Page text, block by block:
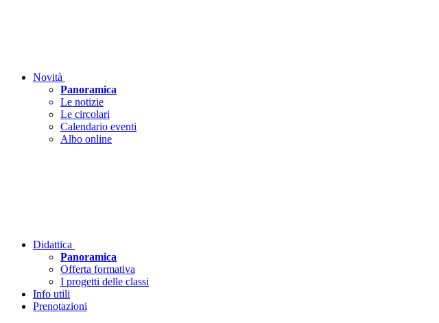
Novità
Panoramica
Le notizie
Le circolari
Calendario eventi
Albo online
Didattica
Panoramica
Offerta formativa
I progetti delle classi
Info utili
Prenotazioni